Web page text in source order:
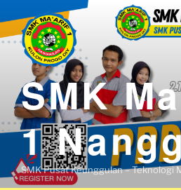
SMK
1
SMK Pusat Keunggulan – Teknologi